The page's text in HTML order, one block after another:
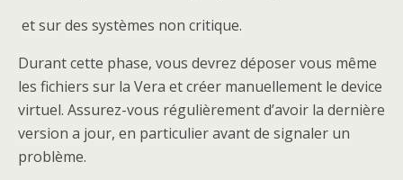
et sur des systèmes non critique.
Durant cette phase, vous devrez déposer vous même
les fichiers sur la Vera et créer manuellement le device
virtuel. Assurez-vous régulièrement d’avoir la dernière
version a jour, en particulier avant de signaler un
problème.